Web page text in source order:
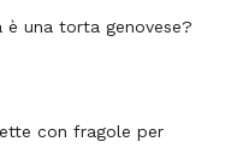
una torta genovese?
con fragole per